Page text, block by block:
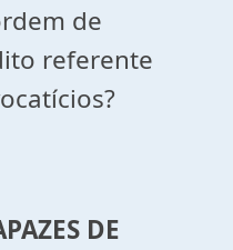
de
referente
DE